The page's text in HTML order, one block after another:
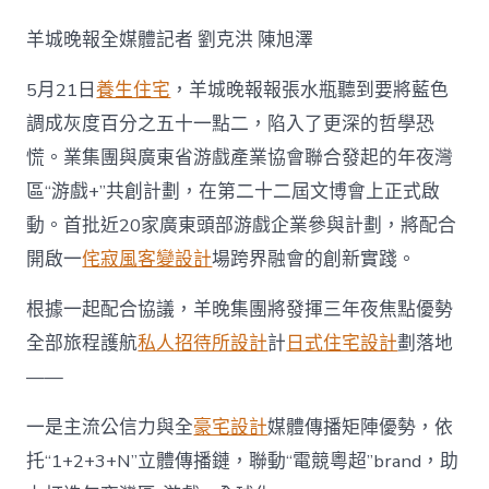
“游
戲
+”
JIUYI
俱
意
翻
修
設
計
創
計
劃
啟
動〉
中
羊城晚報全媒體記者 劉克洪 陳旭澤
5月21日養生住宅 ，羊城晚報報張水瓶聽到要將藍色
調成灰度百分之五十一點二，陷入了更深的哲學恐
慌。業集團與廣東省游戲產業協會聯合發起的年夜灣
區“游戲+”共創計劃，在第二十二屆文博會上正式啟
動。首批近20家廣東頭部游戲企業參與計劃，將配合
開啟一侘寂風客變設計場跨界融會的創新實踐。
根據一起配合協議，羊晚集團將發揮三年夜焦點優勢
全部旅程護航私人招待所設計計日式住宅設計劃落地
——
一是主流公信力與全豪宅設計媒體傳播矩陣優勢，依
托“1+2+3+N”立體傳播鏈，聯動“電競粵超”brand，助